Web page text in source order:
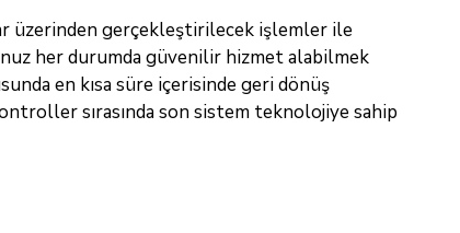
üzerinden gerçekleştirilecek işlemler ile
her durumda güvenilir hizmet alabilmek
en kısa süre içerisinde geri dönüş
sırasında son sistem teknolojiye sahip